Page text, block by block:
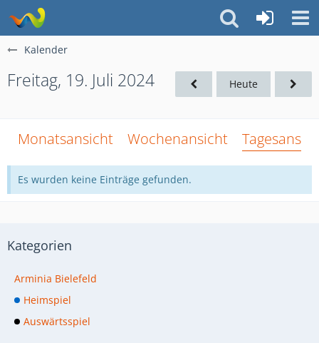
Kalender
Freitag, 19. Juli 2024 Heute
Monatsansicht Wochenansicht
Es wurden keine Einträge gefunden.
Kategorien
Arminia Bielefeld
Heimspiel
Auswärtsspiel